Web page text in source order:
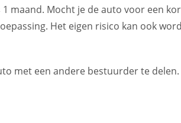
maand. Mocht je de auto voor een
Het eigen risico kan ook
met een andere bestuurder te